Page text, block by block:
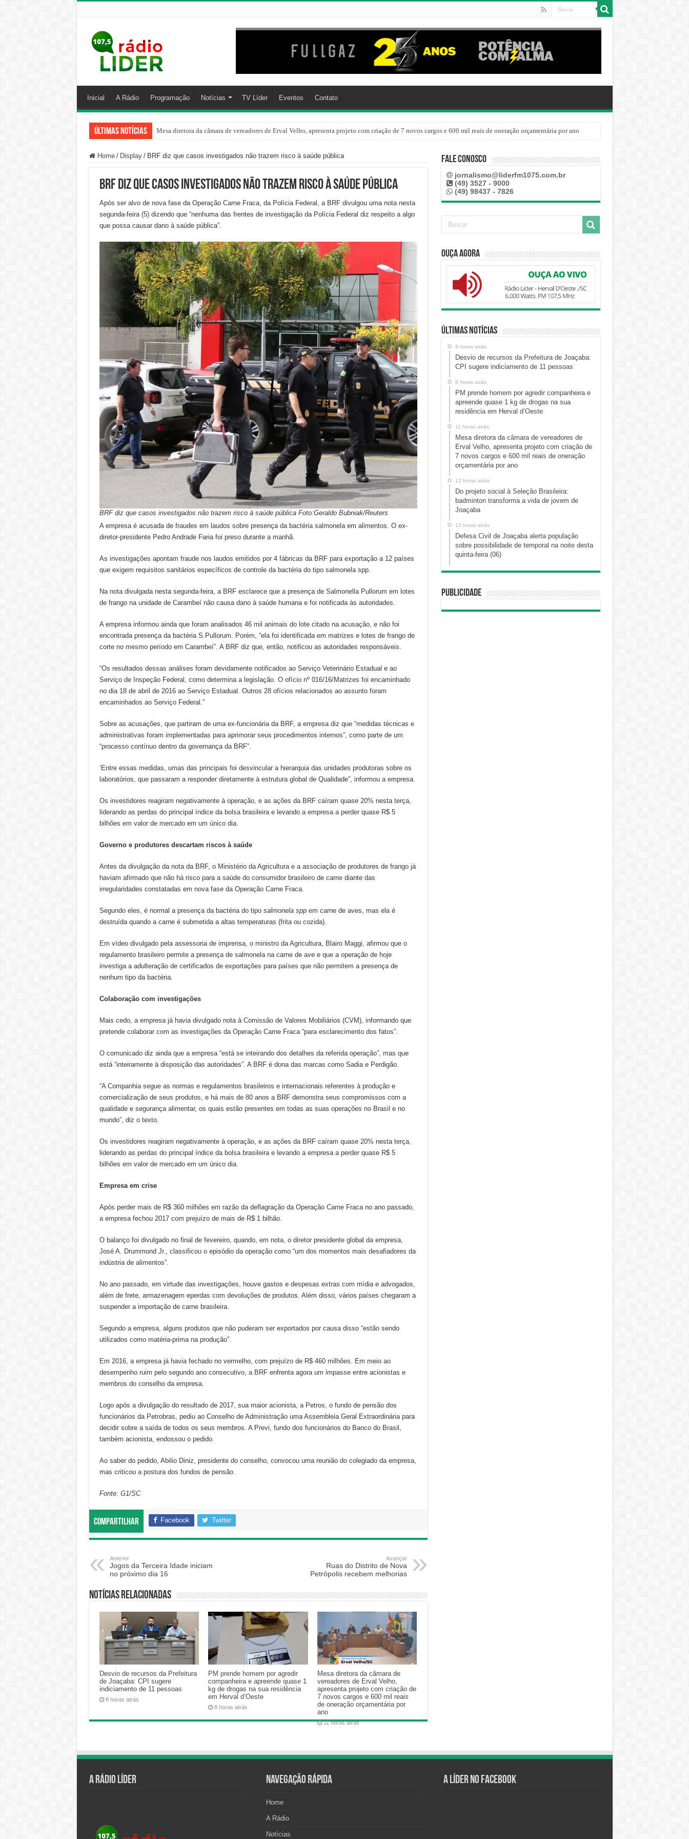
Inicial A Rádio Programação Notícias TV Líder Eventos Contato
Últimas Notícias Mesa diretora da câmara de vereadores de Erval Velho, apresenta projeto com criação de 7 novos cargos e 600 mil reais de oneração orçamentária por ano
Home / Display / BRF diz que casos investigados não trazem risco à saúde pública
BRF diz que casos investigados não trazem risco à saúde pública
Após ser alvo de nova fase da Operação Carne Fraca, da Polícia Federal, a BRF divulgou uma nota nesta
segunda-feira (5) dizendo que “nenhuma das frentes de investigação da Polícia Federal diz respeito a algo
que possa causar dano à saúde pública”.
BRF diz que casos investigados não trazem risco à saúde pública Foto:Geraldo Bubniak/Reuters
A empresa é acusada de fraudes em laudos sobre presença da bactéria salmonela em alimentos. O ex-
diretor-presidente Pedro Andrade Faria foi preso durante a manhã.
As investigações apontam fraude nos laudos emitidos por 4 fábricas da BRF para exportação a 12 países
que exigem requisitos sanitários específicos de controle da bactéria do tipo salmonela spp.
Na nota divulgada nesta segunda-feira, a BRF esclarece que a presença de Salmonella Pullorum em lotes
de frango na unidade de Carambeí não causa dano à saúde humana e foi notificada às autoridades.
A empresa informou ainda que foram analisados 46 mil animais do lote citado na acusação, e não foi
encontrada presença da bactéria S.Pullorum. Porém, “ela foi identificada em matrizes e lotes de frango de
corte no mesmo período em Carambeí”. A BRF diz que, então, notificou as autoridades responsáveis.
“Os resultados dessas análises foram devidamente notificados ao Serviço Veterinário Estadual e ao
Serviço de Inspeção Federal, como determina a legislação. O ofício nº 016/16/Matrizes foi encaminhado
no dia 18 de abril de 2016 ao Serviço Estadual. Outros 28 ofícios relacionados ao assunto foram
encaminhados ao Serviço Federal.”
Sobre as acusações, que partiram de uma ex-funcionária da BRF, a empresa diz que “medidas técnicas e
administrativas foram implementadas para aprimorar seus procedimentos internos”, como parte de um
“processo contínuo dentro da governança da BRF”.
‘Entre essas medidas, umas das principais foi desvincular a hierarquia das unidades produtoras sobre os
laboratórios, que passaram a responder diretamente à estrutura global de Qualidade”, informou a empresa.
Os investidores reagiram negativamente à operação, e as ações da BRF caíram quase 20% nesta terça,
liderando as perdas do principal índice da bolsa brasileira e levando a empresa a perder quase R$ 5
bilhões em valor de mercado em um único dia.
Governo e produtores descartam riscos à saúde
Antes da divulgação da nota da BRF, o Ministério da Agricultura e a associação de produtores de frango já
haviam afirmado que não há risco para a saúde do consumidor brasileiro de carnediante das
irregularidades constatadas em nova fase da Operação Carne Fraca.
Segundo eles, é normal a presença da bactéria do tipo salmonela sppem carne de aves, mas ela é
destruída quando a carne é submetida a altas temperaturas (frita ou cozida).
Em vídeo divulgado pela assessoria de imprensa, o ministro da Agricultura, Blairo Maggi, afirmou que o
regulamento brasileiro permite a presença de salmonela na carne de ave e que a operação de hoje
investiga a adulteração de certificados de exportações para países que não permitem a presença de
nenhum tipo da bactéria.
Colaboração com investigações
Mais cedo, a empresa já havia divulgado nota à Comissão de Valores Mobiliários (CVM), informando que
pretende colaborar com as investigações da Operação Carne Fraca “para esclarecimento dos fatos”.
O comunicado diz ainda que a empresa “está se inteirando dos detalhes da referida operação”, mas que
está “inteiramente à disposição das autoridades”. A BRF é dona das marcas como Sadia e Perdigão.
“A Companhia segue as normas e regulamentos brasileiros e internacionais referentes à produção e
comercialização de seus produtos, e há mais de 80 anos a BRF demonstra seus compromissos com a
qualidade e segurança alimentar, os quais estão presentes em todas as suas operações no Brasil e no
mundo”, diz o texto.
Os investidores reagiram negativamente à operação, e as ações da BRF caíram quase 20% nesta terça,
liderando as perdas do principal índice da bolsa brasileira e levando a empresa a perder quase R$ 5
bilhões em valor de mercado em um único dia.
Empresa em crise
Após perder mais de R$ 360 milhões em razão da deflagração da Operação Carne Fraca no ano passado,
a empresa fechou 2017 com prejuízo de mais de R$ 1 bilhão.
O balanço foi divulgado no final de fevereiro, quando, em nota, o diretor presidente global da empresa,
José A. Drummond Jr., classificou o episódio da operação como “um dos momentos mais desafiadores da
indústria de alimentos”.
No ano passado, em virtude das investigações, houve gastos e despesas extras com mídia e advogados,
além de frete, armazenagem eperdas com devoluções de produtos. Além disso, vários países chegaram a
suspender a importação de carne brasileira.
Segundo a empresa, alguns produtos que não puderam ser exportados por causa disso “estão sendo
utilizados como matéria-prima na produção”.
Em 2016, a empresa já havia fechado no vermelho, com prejuízo de R$ 460 milhões. Em meio ao
desempenho ruim pelo segundo ano consecutivo, a BRF enfrenta agora um impasse entre acionistas e
membros do conselho da empresa.
Logo após a divulgação do resultado de 2017, sua maior acionista, a Petros, o fundo de pensão dos
funcionários da Petrobras, pediu ao Conselho de Administração uma Assembleia Geral Extraordinária para
decidir sobre a saída de todos os seus membros. A Previ, fundo dos funcionários do Banco do Brasil,
também acionista, endossou o pedido.
Ao saber do pedido, Abilio Diniz, presidente do conselho, convocou uma reunião do colegiado da empresa,
mas criticou a postura dos fundos de pensão.
Fonte: G1/SC
Compartilhar Facebook Twitter
Anterior
Jogos da Terceira Idade iniciam
no próximo dia 16
Avançar
Ruas do Distrito de Nova
Petrópolis recebem melhorias
Notícias relacionadas
Desvio de recursos da Prefeitura
de Joaçaba: CPI sugere
indiciamento de 11 pessoas
8 horas atrás
PM prende homem por agredir
companheira e apreende quase 1
kg de drogas na sua residência
em Herval d’Oeste
8 horas atrás
Mesa diretora da câmara de
vereadores de Erval Velho,
apresenta projeto com criação de
7 novos cargos e 600 mil reais
de oneração orçamentária por
ano
11 horas atrás
Fale Conosco
jornalismo@liderfm1075.com.br
(49) 3527 - 9000
(49) 98437 - 7826
Ouça Agora
Últimas Notícias
8 horas atrás
Desvio de recursos da Prefeitura de Joaçaba:
CPI sugere indiciamento de 11 pessoas
8 horas atrás
PM prende homem por agredir companheira e
apreende quase 1 kg de drogas na sua
residência em Herval d’Oeste
11 horas atrás
Mesa diretora da câmara de vereadores de
Erval Velho, apresenta projeto com criação de
7 novos cargos e 600 mil reais de oneração
orçamentária por ano
12 horas atrás
Do projeto social à Seleção Brasileira:
badminton transforma a vida de jovem de
Joaçaba
12 horas atrás
Defesa Civil de Joaçaba alerta população
sobre possibilidade de temporal na noite desta
quinta-feira (06)
Publicidade
A Rádio Líder Navegação Rápida
Home
A Rádio
Notícias
A Líder no Facebook